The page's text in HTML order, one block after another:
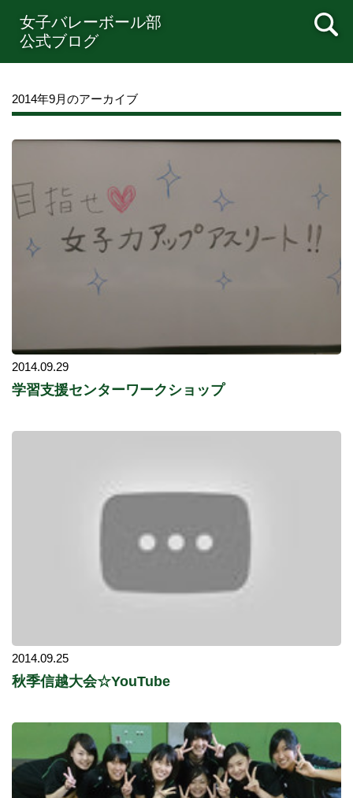
女子バレーボール部
公式ブログ
2014年9月のアーカイブ
2014.09.29
学習支援センターワークショップ
2014.09.25
秋季信越大会☆YouTube